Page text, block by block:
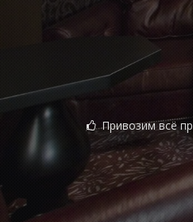
Привозим всё